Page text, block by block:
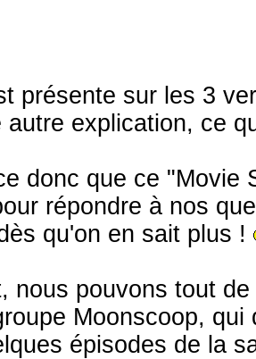
présente sur les 3
autre explication, ce
donc que ce "Movie
répondre à nos
qu'on en sait plus !
nous pouvons tout
Moonscoop,
épisodes de la